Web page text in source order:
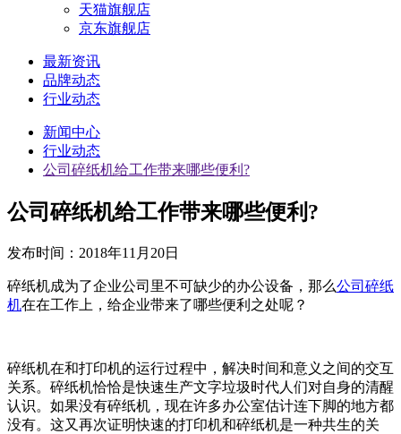
天猫旗舰店
京东旗舰店
最新资讯
品牌动态
行业动态
新闻中心
行业动态
公司碎纸机给工作带来哪些便利?
公司碎纸机给工作带来哪些便利?
发布时间： 2018年11月20日
碎纸机成为了企业公司里不可缺少的办公设备，那么公司碎纸
机在在工作上，给企业带来了哪些便利之处呢？
碎纸机在和打印机的运行过程中，解决时间和意义之间的交互
关系。碎纸机恰恰是快速生产文字垃圾时代人们对自身的清醒
认识。如果没有碎纸机，现在许多办公室估计连下脚的地方都
没有。这又再次证明快速的打印机和碎纸机是一种共生的关